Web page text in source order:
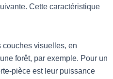
Cette caractéristique
couches visuelles, en
forêt, par exemple. Pour un
pièce est leur puissance